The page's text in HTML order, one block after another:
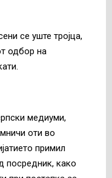
се уште тројца,
одбор на
медиуми,
оти во
примил
посредник, како